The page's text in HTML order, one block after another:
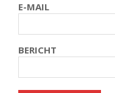
E-MAIL
BERICHT